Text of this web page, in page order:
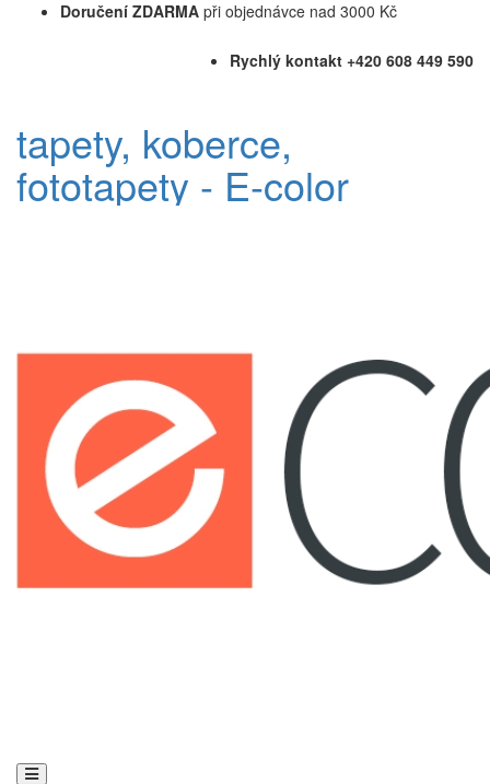
Doručení ZDARMA při objednávce nad 3000 Kč
Rychlý kontakt +420 608 449 590
tapety, koberce,
fototapety - E-color